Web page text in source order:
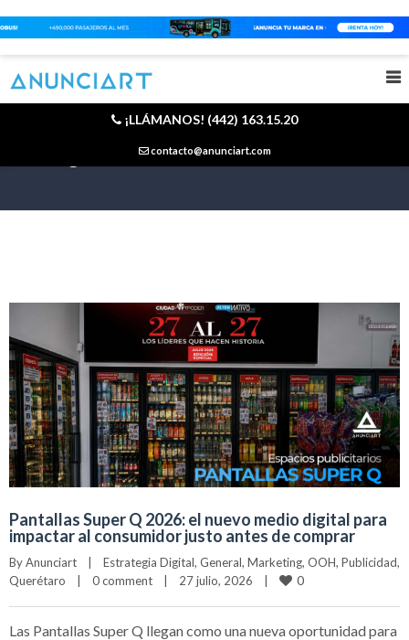
Pantallas Super Q 2026: el nuevo medio digital para
impactar al consumidor justo antes de comprar
By Anunciart | Estrategia Digital, General, Marketing, OOH, Publicidad
Querétaro
| 0 comment | 27 julio, 2026 | 0
Las Pantallas Super Q llegan como una nueva oportunidad para
¡LLÁMANOS! (442) 163.15.20
contacto@anunciart.com